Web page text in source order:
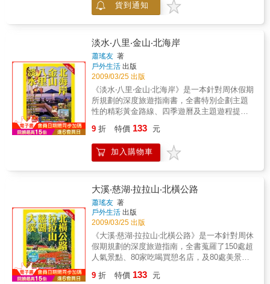
貨到通知
淡水‧八里‧金山‧北海岸
蕭瑤友 著
戶外生活 出版
2009/03/25 出版
《淡水‧八里‧金山‧北海岸》是一本針對周休假期
所規劃的深度旅遊指南書，全書特別企劃主題
性的精彩黃金路線、四季遊曆及主題遊程提案
餐飲憩宿的人氣商家，其中涵括淡水河兩岸與
北海岸沿線的熱門旅遊景點、戲水去處、人氣
小吃、海景驛站、溫泉湯宿，另搭配搭車、開
載。
9 折 特價 133 元
加入購物車
大溪‧慈湖‧拉拉山‧北橫公路
蕭瑤友 著
戶外生活 出版
2009/03/25 出版
《大溪‧慈湖‧拉拉山‧北橫公路》是一本針對周休
假期規劃的深度旅遊指南，全書蒐羅了150處超
人氣景點、80家吃喝買憩名店，及80處美景渡
及北橫沿線景區，蒐羅最完整的熱門旅遊景
9 折 特價 133 元